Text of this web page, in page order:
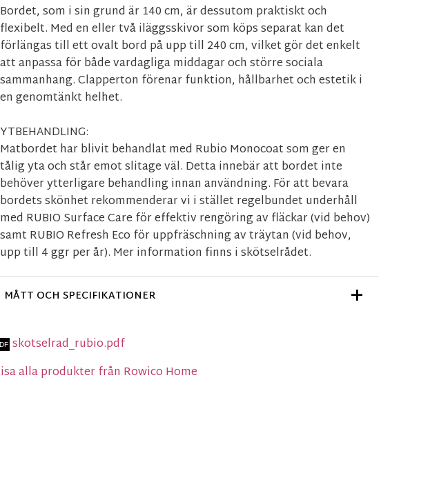
Bordet, som i sin grund är 140 cm, är dessutom praktiskt och
flexibelt. Med en eller två iläggsskivor som köps separat kan det
förlängas till ett ovalt bord på upp till 240 cm, vilket gör det enkelt
att anpassa för både vardagliga middagar och större sociala
sammanhang. Clapperton förenar funktion, hållbarhet och estetik i
en genomtänkt helhet.
YTBEHANDLING:
Matbordet har blivit behandlat med Rubio Monocoat som ger en
tålig yta och står emot slitage väl. Detta innebär att bordet inte
behöver ytterligare behandling innan användning. För att bevara
bordets skönhet rekommenderar vi i stället regelbundet underhåll
med RUBIO Surface Care för effektiv rengöring av fläckar (vid behov)
samt RUBIO Refresh Eco för uppfräschning av träytan (vid behov,
upp till 4 ggr per år). Mer information finns i skötselrådet.
MÅTT OCH SPECIFIKATIONER
skotselrad_rubio.pdf
alla produkter från Rowico Home